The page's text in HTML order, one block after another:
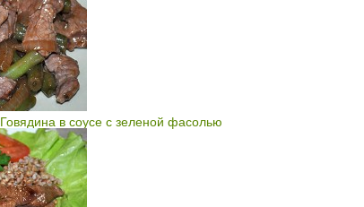
Говядина в соусе с зеленой фасолью